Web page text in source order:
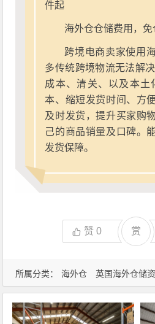
所属分类： 海外仓 英国海外仓储
件起
海外仓仓储费用，免
跨境电商卖家使用
多传统跨境物流无法解
成本、清关、以及本土
本、缩短发货时间、方
及时发货，提升买家购
己的商品销量及口碑。
发货保障。
赞0 赏